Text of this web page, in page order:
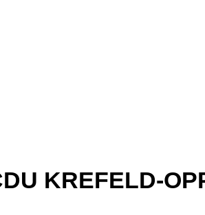
KREFELD-